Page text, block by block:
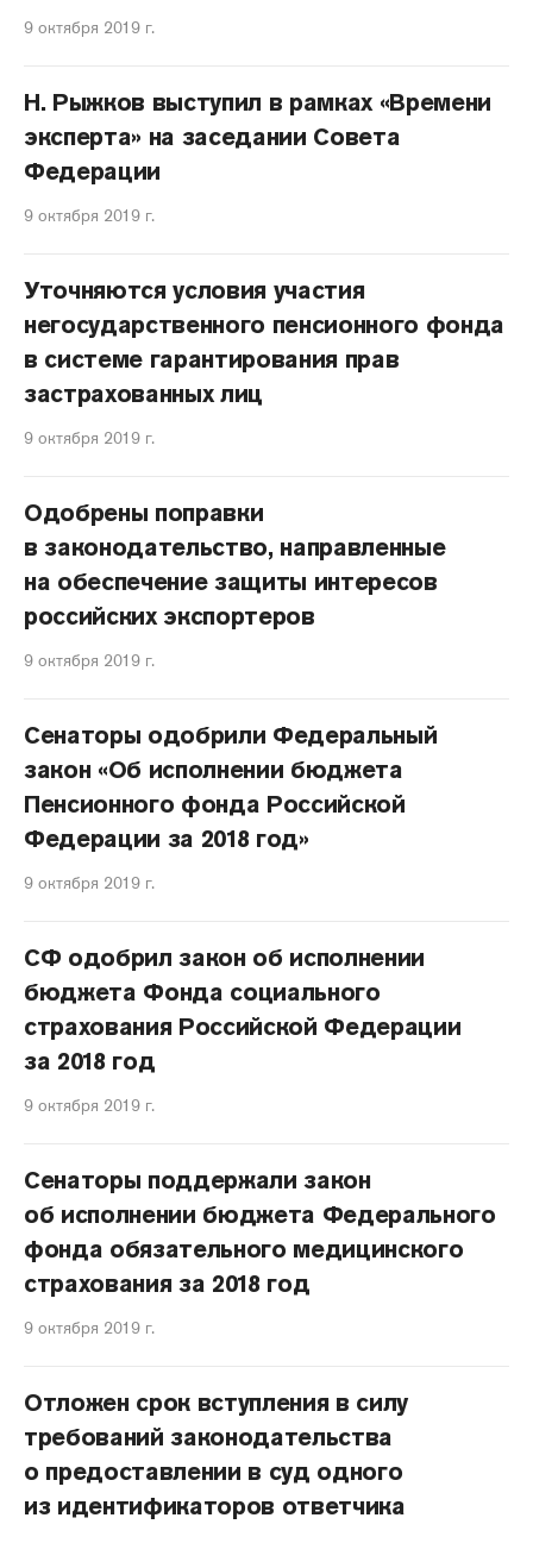
9 октября 2019 г.
Н. Рыжков выступил в рамках «Времени
эксперта» на заседании Совета
Федерации
9 октября 2019 г.
Уточняются условия участия
негосударственного пенсионного фонда
в системе гарантирования прав
застрахованных лиц
9 октября 2019 г.
Одобрены поправки
в законодательство, направленные
на обеспечение защиты интересов
российских экспортеров
9 октября 2019 г.
Сенаторы одобрили Федеральный
закон «Об исполнении бюджета
Пенсионного фонда Российской
Федерации за 2018 год»
9 октября 2019 г.
СФ одобрил закон об исполнении
бюджета Фонда социального
страхования Российской Федерации
за 2018 год
9 октября 2019 г.
Сенаторы поддержали закон
об исполнении бюджета Федерального
фонда обязательного медицинского
страхования за 2018 год
9 октября 2019 г.
Отложен срок вступления в силу
требований законодательства
о предоставлении в суд одного
из идентификаторов ответчика